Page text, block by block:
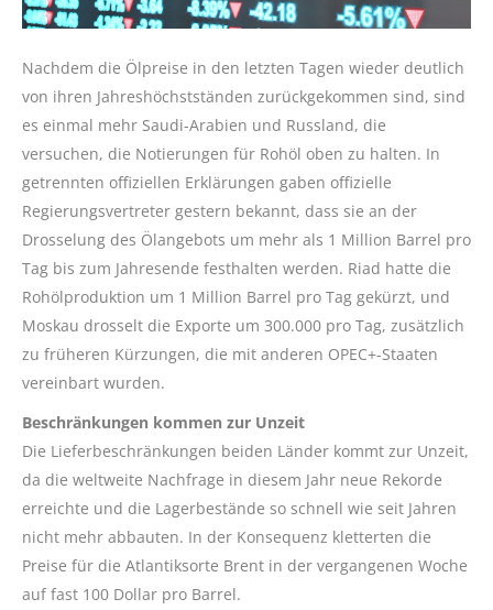
Nachdem die Ölpreise in den letzten Tagen wieder deutlich
von ihren Jahreshöchstständen zurückgekommen sind, sind
es einmal mehr Saudi-Arabien und Russland, die
versuchen, die Notierungen für Rohöl oben zu halten. In
getrennten offiziellen Erklärungen gaben offizielle
Regierungsvertreter gestern bekannt, dass sie an der
Drosselung des Ölangebots um mehr als 1 Million Barrel pro
Tag bis zum Jahresende festhalten werden. Riad hatte die
Rohölproduktion um 1 Million Barrel pro Tag gekürzt, und
Moskau drosselt die Exporte um 300.000 pro Tag, zusätzlich
zu früheren Kürzungen, die mit anderen OPEC+-Staaten
vereinbart wurden.
Beschränkungen kommen zur Unzeit
Die Lieferbeschränkungen beiden Länder kommt zur Unzeit,
da die weltweite Nachfrage in diesem Jahr neue Rekorde
erreichte und die Lagerbestände so schnell wie seit Jahren
nicht mehr abbauten. In der Konsequenz kletterten die
Preise für die Atlantiksorte Brent in der vergangenen Woche
auf fast 100 Dollar pro Barrel.